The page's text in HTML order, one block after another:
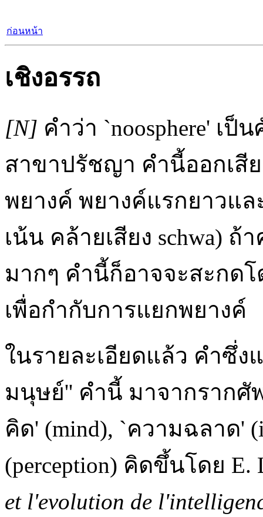
ก่อนหน้า
เชิงอรรถ
[N] คำว่า `noosphere' เ
สาขาปรัชญา คำนี้ออกเสีย
พยางค์ พยางค์แรกยาวแ
เน้น คล้ายเสียง schwa) ถ้
มากๆ คำนี้ก็อาจจะสะกดโ
เพื่อกำกับการแยกพยางค์
ในรายละเอียดแล้ว คำซึ่
มนุษย์'' คำนี้ มาจากรากศั
คิด' (mind), `ความฉลาด'
(perception) คิดขึ้นโดย E.
et l'evolution de